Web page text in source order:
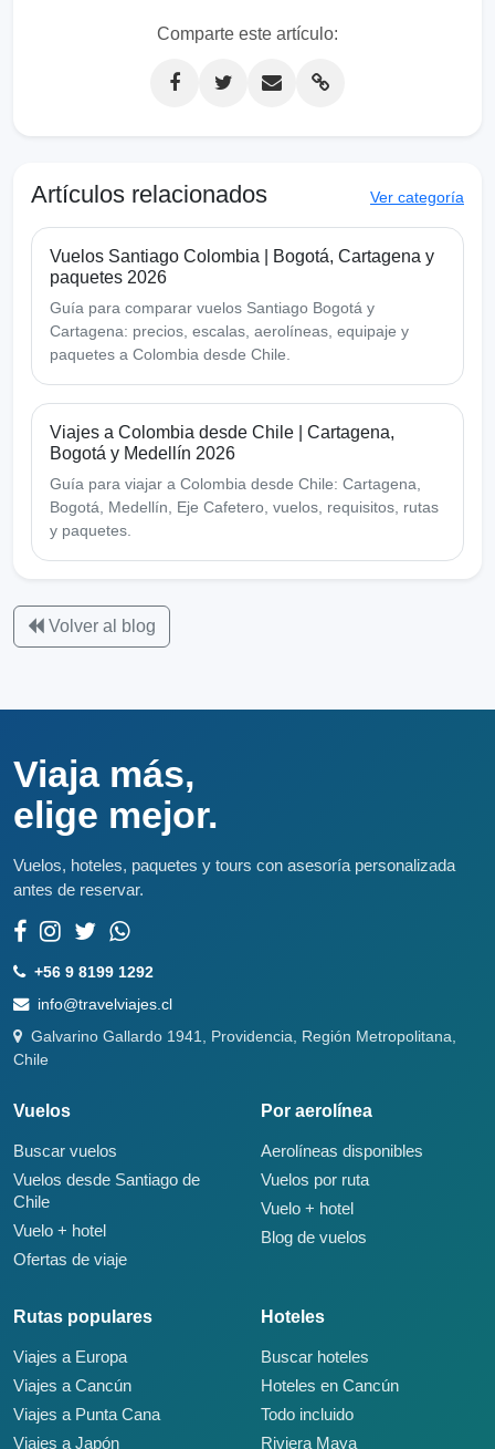
Comparte este artículo:
Artículos relacionados Ver categoría
Vuelos Santiago Colombia | Bogotá, Cartagena y
paquetes 2026
Guía para comparar vuelos Santiago Bogotá y
Cartagena: precios, escalas, aerolíneas, equipaje y
paquetes a Colombia desde Chile.
Viajes a Colombia desde Chile | Cartagena,
Bogotá y Medellín 2026
Guía para viajar a Colombia desde Chile: Cartagena,
Bogotá, Medellín, Eje Cafetero, vuelos, requisitos, rutas
y paquetes.
Volver al blog
Viaja más,
elige mejor.
Vuelos, hoteles, paquetes y tours con asesoría personalizada
antes de reservar.
+56 9 8199 1292
info@travelviajes.cl
Galvarino Gallardo 1941, Providencia, Región Metropolitana,
Chile
Vuelos
Buscar vuelos
Vuelos desde Santiago de
Chile
Vuelo + hotel
Ofertas de viaje
Por aerolínea
Aerolíneas disponibles
Vuelos por ruta
Vuelo + hotel
Blog de vuelos
Rutas populares
Viajes a Europa
Viajes a Cancún
Viajes a Punta Cana
Viajes a Japón
Hoteles
Buscar hoteles
Hoteles en Cancún
Todo incluido
Riviera Maya